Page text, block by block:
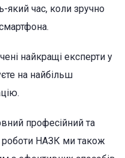
який час, коли зручно
найкращі експерти у
на найбільш
професійний та
роботи НАЗК ми також